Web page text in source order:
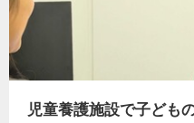
児童養護施設で子ども